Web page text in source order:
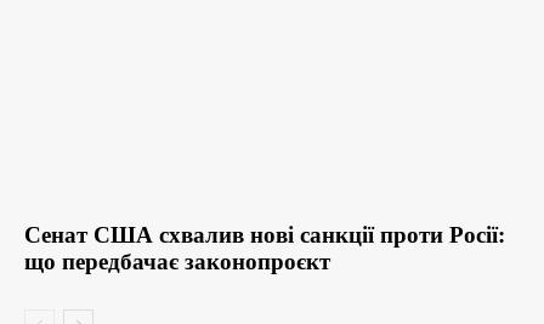
Сенат США схвалив нові санкції проти Росії:
що передбачає законопроєкт